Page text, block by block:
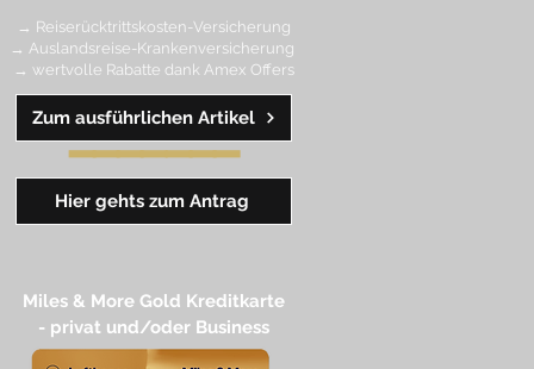
→ Reiserücktrittskosten-Versicherung
→ Auslandsreise-Krankenversicherung
→ wertvolle Rabatte dank Amex Offers
━━━━━━━
Zum ausführlichen Artikel
Hier gehts zum Antrag
Miles & More Gold Kreditkarte​
- privat und/oder Business